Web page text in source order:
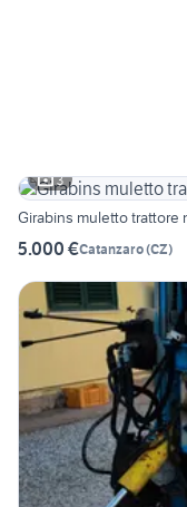
3
Girabins muletto trattore
5.000 €Catanzaro(CZ)